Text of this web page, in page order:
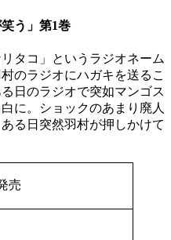
う」第1巻
タコ」というラジオネーム
のラジオにハガキを送るこ
日のラジオで突如マンゴス
に。ショックのあまり廃人
る日突然羽村が押しかけて
売